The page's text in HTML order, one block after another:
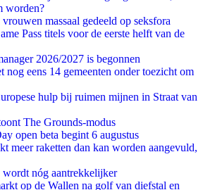
worden?
massaal gedeeld op seksfora
Pass titels voor de eerste helft van de
2026/2027 is begonnen
nog eens 14 gemeenten onder toezicht om
hulp bij ruimen mijnen in Straat van
The Grounds-modus
open beta begint 6 augustus
meer raketten dan kan worden aangevuld,
nóg aantrekkelijker
op de Wallen na golf van diefstal en